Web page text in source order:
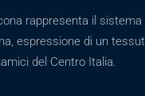
rappresenta il sistema
espressione di un
del Centro Italia.